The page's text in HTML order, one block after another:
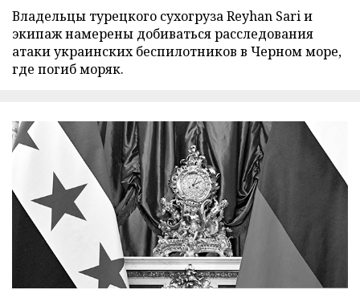
Владельцы турецкого сухогруза Reyhan Sari и
экипаж намерены добиваться расследования
атаки украинских беспилотников в Черном море,
где погиб моряк.